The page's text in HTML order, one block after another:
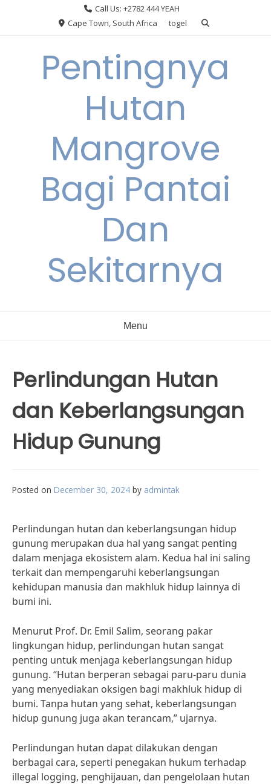
Call Us: +2782 444 YEAH
Cape Town, South Africa
togel
Pentingnya
Hutan
Mangrove
Bagi Pantai
Dan
Sekitarnya
Menu
Perlindungan Hutan
dan Keberlangsungan
Hidup Gunung
Posted on December 30, 2024 by admintak
Perlindungan hutan dan keberlangsungan hidup
gunung merupakan dua hal yang sangat penting
dalam menjaga ekosistem alam. Kedua hal ini saling
terkait dan mempengaruhi keberlangsungan
kehidupan manusia dan makhluk hidup lainnya di
bumi ini.
Menurut Prof. Dr. Emil Salim, seorang pakar
lingkungan hidup, perlindungan hutan sangat
penting untuk menjaga keberlangsungan hidup
gunung. “Hutan berperan sebagai paru-paru dunia
yang menyediakan oksigen bagi makhluk hidup di
bumi. Tanpa hutan yang sehat, keberlangsungan
hidup gunung juga akan terancam,” ujarnya.
Perlindungan hutan dapat dilakukan dengan
berbagai cara, seperti penegakan hukum terhadap
illegal logging, penghijauan, dan pengelolaan hutan